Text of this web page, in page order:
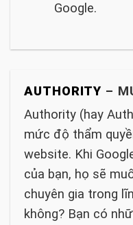
Google.
AUTHORITY –
Authority (hay
mức độ thẩm
website. Khi
của bạn, họ sẽ
chuyên gia trong
không? Bạn có